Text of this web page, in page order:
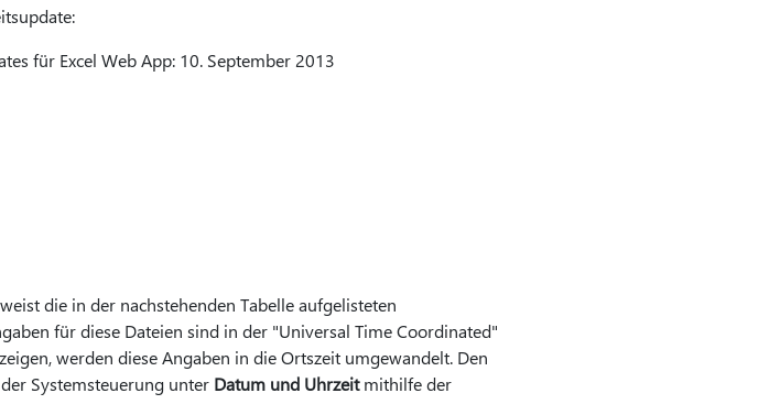
für Excel Web App: 10. September 2013
die in der nachstehenden Tabelle aufgelisteten
für diese Dateien sind in der "Universal Time Coordinated"
werden diese Angaben in die Ortszeit umgewandelt. Den
Systemsteuerung unter Datum und Uhrzeitmithilfe der